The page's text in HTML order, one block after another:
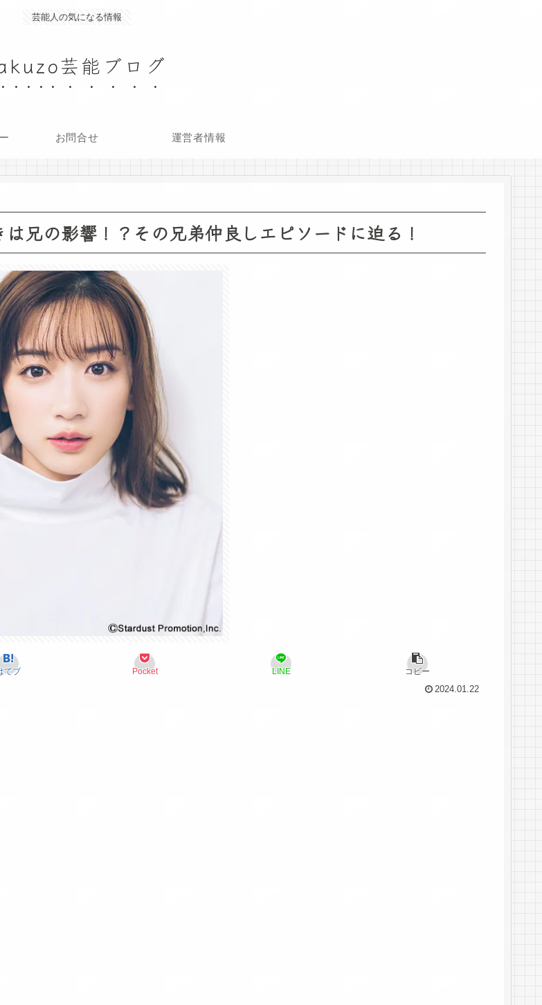
芸能人の気になる情報
芸能ブログ
お問合せ 運営者情報
兄の影響！？その兄弟仲良しエピソードに迫る！
てブ Pocket LINE
コピー
2024.01.22